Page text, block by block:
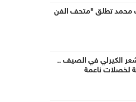
محمد تطلق "متحف الفن
الكيرلي في الصيف ..
لخصلات ناعمة